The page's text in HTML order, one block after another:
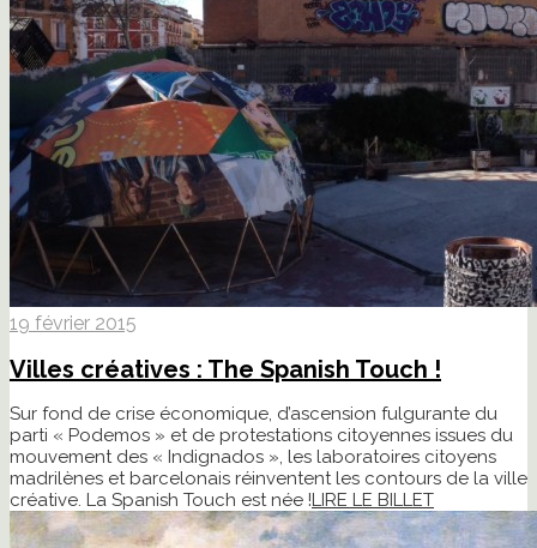
19 février 2015
Villes créatives : The Spanish Touch !
Sur fond de crise économique, d’ascension fulgurante du
parti « Podemos » et de protestations citoyennes issues du
mouvement des « Indignados », les laboratoires citoyens
madrilènes et barcelonais réinventent les contours de la ville
créative. La Spanish Touch est née !LIRE LE BILLET